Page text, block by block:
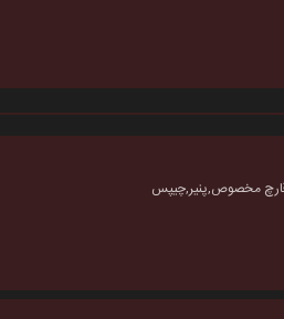
مخصوص,پنیر,چیپس